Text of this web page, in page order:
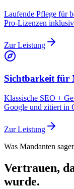
Laufende Pflege für
Pro-Lizenzen
Zur Leistung
Sichtbarkeit für
Klassische SEO +
Google und zitiert in
Zur Leistung
Was Mandanten
Vertrauen,
wurde.